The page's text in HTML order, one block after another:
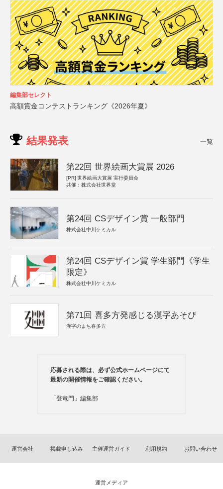
編集部セレクト
高額賞金コンテストランキング《2026年夏》
結果発表 一覧
第22回 世界絵画大賞展 2026
[PR] 世界絵画大賞展 実行委員会
共催：株式会社世界堂
第24回 CSデザイン賞 一般部門
株式会社中川ケミカル
第24回 CSデザイン賞 学生部門《学生
限定》
株式会社中川ケミカル
第71回 喜多方発感じる漢字あそび
漢字のまち喜多方
応募される際は、必ず公式ホームページにて
最新の開催情報をご確認ください。
「登竜門」編集部
運営会社 掲載申し込み 主催運営ガイド 利用規約 お問い合わせ
運営メディア